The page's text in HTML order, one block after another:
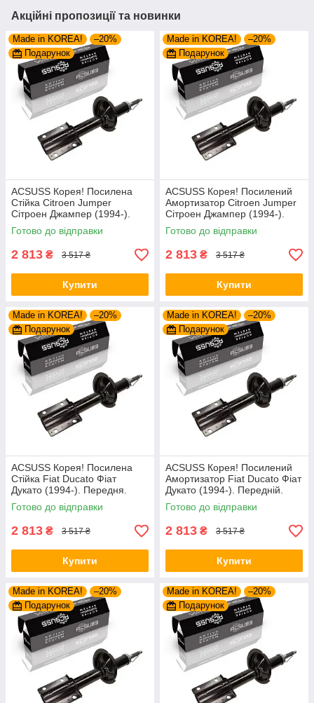
Акційні пропозиції та новинки
Made in KOREA!
–20%
Подарунок
ACSUSS Корея! Посилена
Стійка Citroen Jumper
Сітроен Джампер (1994-).
Передня. Шток 25mm.
280975 , 635853
Готово до відправки
2 813 ₴ 3 517 ₴
Купити
Made in KOREA!
–20%
Подарунок
ACSUSS Корея! Посилений
Амортизатор Citroen Jumper
Сітроен Джампер (1994-).
Передній. Шток 25mm.
280975 , 635853
Готово до відправки
2 813 ₴ 3 517 ₴
Купити
Made in KOREA!
–20%
Подарунок
ACSUSS Корея! Посилена
Стійка Fiat Ducato Фіат
Дукато (1994-). Передня.
Шток 25mm. 280975 , 635853
Готово до відправки
2 813 ₴ 3 517 ₴
Купити
Made in KOREA!
–20%
Подарунок
ACSUSS Корея! Посилений
Амортизатор Fiat Ducato Фіат
Дукато (1994-). Передній.
Шток 25mm. 280975 , 635853
Готово до відправки
2 813 ₴ 3 517 ₴
Купити
Made in KOREA!
–20%
Подарунок
Made in KOREA!
–20%
Подарунок